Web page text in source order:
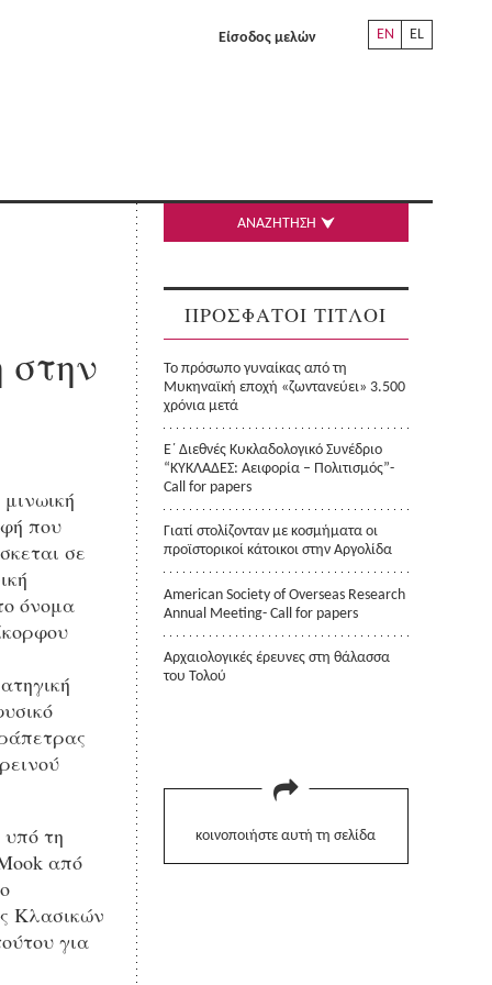
EN EL
Είσοδος μελών
που
σε
όνομα
τη
από
Κλασικών
για
ΑΝΑΖΗΤΗΣΗ
ΠΡΟΣΦΑΤΟΙ ΤΙΤΛΟΙ
Το πρόσωπο γυναίκας από τη
Μυκηναϊκή εποχή «ζωντανεύει» 3.500
χρόνια μετά
Ε΄ Διεθνές Κυκλαδολογικό Συνέδριο
“ΚΥΚΛΑΔΕΣ: Αειφορία – Πολιτισμός”-
Call for papers
Γιατί στολίζονταν με κοσμήματα οι
προϊστορικοί κάτοικοι στην Αργολίδα
American Society of Overseas Research
Annual Meeting- Call for papers
Αρχαιολογικές έρευνες στη θάλασσα
του Τολού
κοινοποιήστε αυτή τη σελίδα